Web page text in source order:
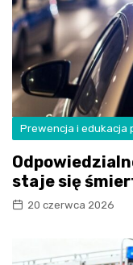
Prewencja i edukacja
staje się
20 czerwca 2026